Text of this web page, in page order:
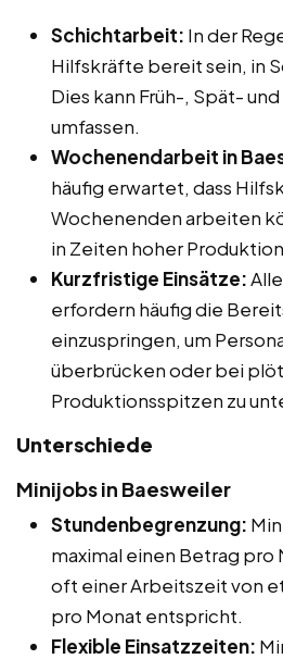
Schichtarbeit: In der
Hilfskräfte bereit sein, in
Dies kann Früh-, Spät-
umfassen.
Wochenendarbeit in
häufig erwartet, dass
Wochenenden arbeiten
in Zeiten hoher
Kurzfristige Einsätze:
erfordern häufig die
einzuspringen, um
überbrücken oder bei
Produktionsspitzen zu
Unterschiede
Minijobs in Baesweiler
Stundenbegrenzung:
maximal einen Betrag pro
oft einer Arbeitszeit von
pro Monat entspricht.
Flexible Einsatzzeiten: